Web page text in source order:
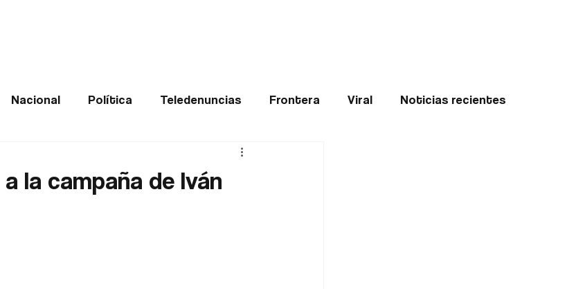
Nacional Política Teledenuncias Frontera Viral Noticias recientes
Buenas noticias
la campaña de Iván